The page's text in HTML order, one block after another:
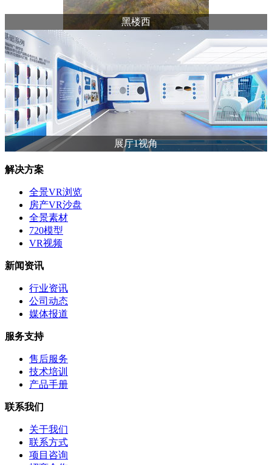
黑楼西
展厅1视角
解决方案
全景VR浏览
房产VR沙盘
全景素材
720模型
VR视频
新闻资讯
行业资讯
公司动态
媒体报道
服务支持
售后服务
技术培训
产品手册
联系我们
关于我们
联系方式
项目咨询